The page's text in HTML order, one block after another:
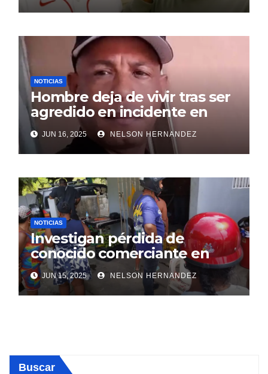
NOTICIAS
Hombre deja de vivir tras ser
agredido en incidente en
SDE
JUN 16, 2025 NELSON HERNANDEZ
NOTICIAS
Investigan pérdida de
conocido comerciante en
Sosúa
JUN 15, 2025 NELSON HERNANDEZ
Buscar